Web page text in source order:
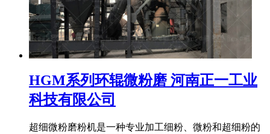
HGM系列环辊微粉磨 河南正一工业
科技有限公司
超细微粉磨粉机是一种专业加工细粉、微粉和超细粉的